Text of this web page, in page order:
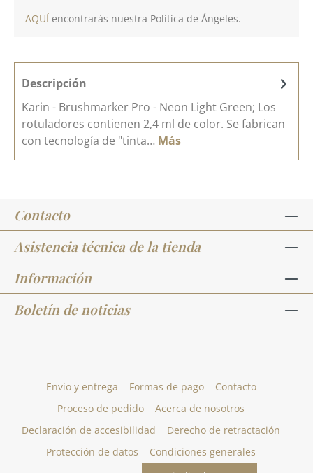
AQUÍ encontrarás nuestra Política de Ángeles.
Descripción
Karin - Brushmarker Pro - Neon Light Green; Los
rotuladores contienen 2,4 ml de color. Se fabrican
con tecnología de "tinta… Más
Contacto
Asistencia técnica de la tienda
Información
Boletín de noticias
Envío y entrega Formas de pago
Contacto
Proceso de pedido
Acerca de nosotros
Declaración de accesibilidad
Derecho de retractación
Protección de datos
Condiciones generales